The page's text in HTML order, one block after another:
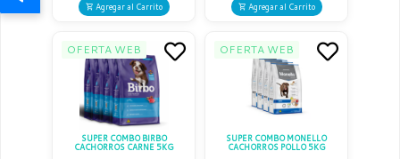
Agregar al Carrito Agregar al Carrito
OFERTA WEB
SUPER COMBO BIRBO
CACHORROS CARNE 5KG
OFERTA WEB
SUPER COMBO MONELLO
CACHORROS POLLO 5KG